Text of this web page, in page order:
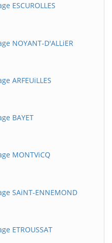
ESCUROLLES
NOYANT-D'ALLiER
ARFEUiLLES
BAYET
MONTViCQ
SAiNT-ENNEMOND
ETROUSSAT